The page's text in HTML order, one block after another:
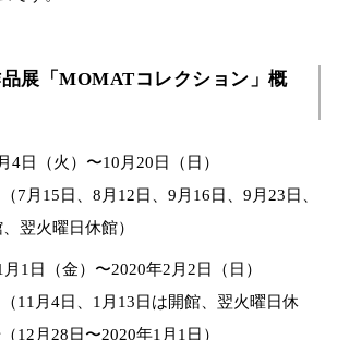
展「MOMATコレクション」概
4日（火）〜10月20日（日）
7月15日、8月12日、9月16日、9月23日、
翌火曜日休館）
1日（金）〜2020年2月2日（日）
11月4日、1月13日は開館、翌火曜日休
12月28日〜2020年1月1日）